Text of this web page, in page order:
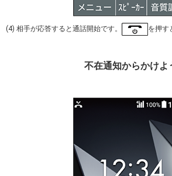
(4) 相手が応答すると通話開始です。 を押す
不在通知からかけよ